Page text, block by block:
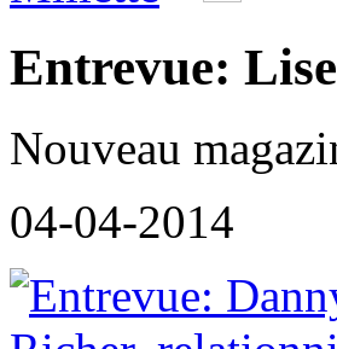
Entrevue:
Nouveau
04-04-2014